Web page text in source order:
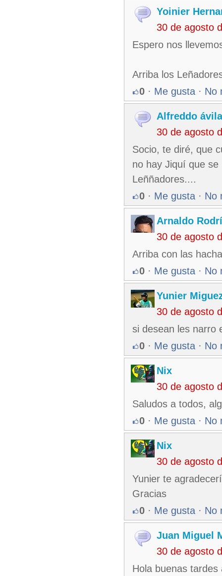
Yoinier
30 de agosto
Espero nos
Arriba los
0 · Me gusta · No
Alfreddo
30 de agosto
Socio, te diré, que
no hay Jiquí que
Leññadores....
0 · Me gusta · No
Arnaldo
30 de agosto
Arriba con las
0 · Me gusta · No
Yunier
30 de agosto
si desean les narro
0 · Me gusta · No
Nix
30 de agosto
Saludos a todos,
0 · Me gusta · No
Nix
30 de agosto
Yunier te
Gracias
0 · Me gusta · No
Juan Miguel
30 de agosto
Hola buenas